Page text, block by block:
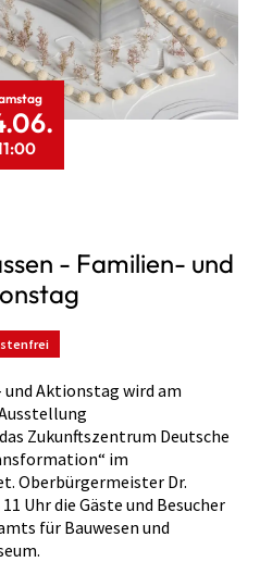
- Familien- und
Aktionstag wird am
Zukunftszentrum Deutsche
im
Oberbürgermeister Dr.
Uhr die Gäste und Besucher
für Bauwesen und